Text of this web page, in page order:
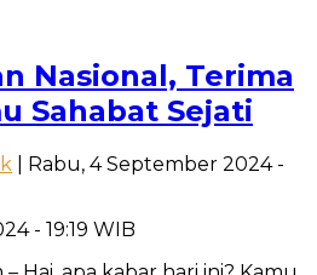
Nasional, Terima
Sahabat Sejati
| Rabu, 4 September 2024 -
- 19:19 WIB